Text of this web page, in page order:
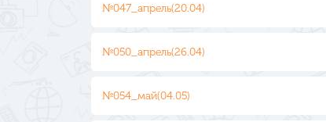
№047_апрель(20.04)
№050_апрель(26.04)
№054_май(04.05)